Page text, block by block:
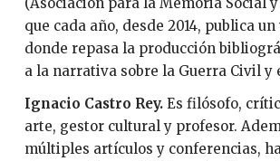
que cada año, desde 2014, publica
donde repasa la producción
a la narrativa sobre la Guerra Civil y
Ignacio Castro Rey. Es filósofo,
arte, gestor cultural y profesor.
múltiples artículos y conferencias,